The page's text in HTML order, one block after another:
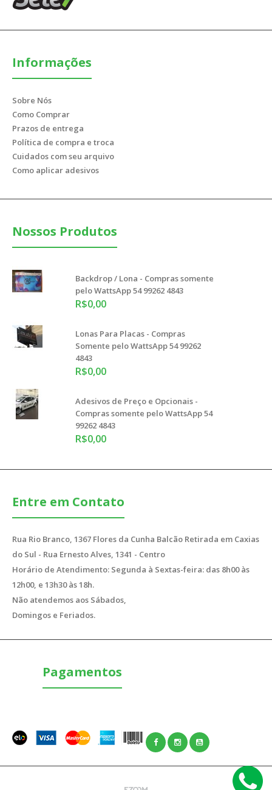
Informações
Sobre Nós
Como Comprar
Prazos de entrega
Política de compra e troca
Cuidados com seu arquivo
Como aplicar adesivos
Nossos Produtos
Backdrop / Lona - Compras somente
pelo WattsApp 54 99262 4843
R$0,00
Lonas Para Placas - Compras
Somente pelo WattsApp 54 99262
4843
R$0,00
Adesivos de Preço e Opcionais -
Compras somente pelo WattsApp 54
99262 4843
R$0,00
Entre em Contato
Rua Rio Branco, 1367 Flores da Cunha Balcão Retirada em Caxias
do Sul - Rua Ernesto Alves, 1341 - Centro
Horário de Atendimento: Segunda à Sextas-feira: das 8h00 às
12h00, e 13h30 às 18h.
Não atendemos aos Sábados,
Domingos e Feriados.
Pagamentos